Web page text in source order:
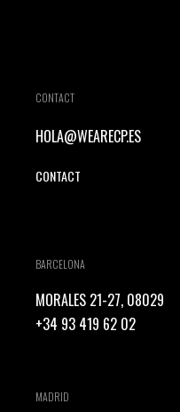
CONTACT
HOLA@WEARECP.ES
CONTACT
BARCELONA
MORALES 21-27, 08029
+34 93 419 62 02
MADRID